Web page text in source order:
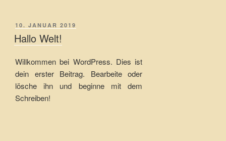
VERÖFFENTLICHT
AM
10. JANUAR 2019
Hallo Welt!
Willkommen bei WordPress. Dies ist
dein erster Beitrag. Bearbeite oder
lösche ihn und beginne mit dem
Schreiben!